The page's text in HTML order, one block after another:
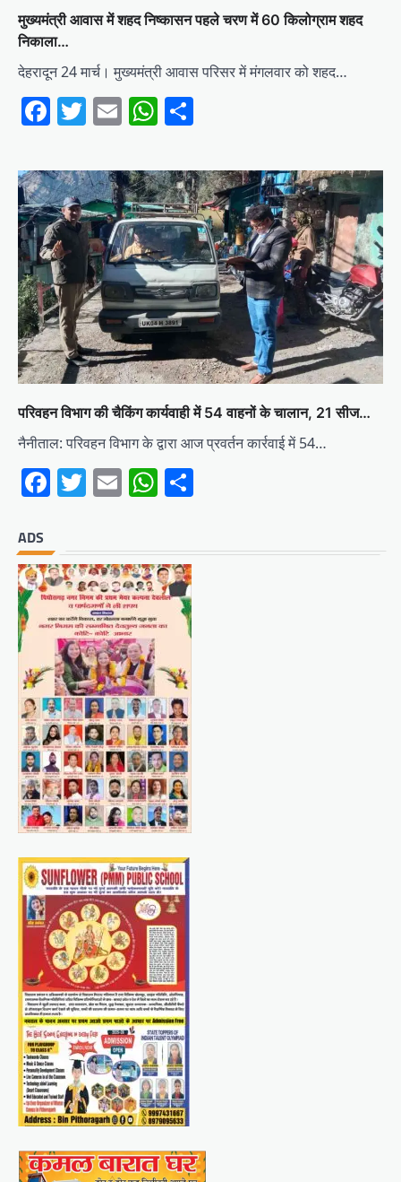
मुख्यमंत्री आवास में शहद निष्कासन पहले चरण में 60 किलोग्राम शहद
निकाला…
देहरादून 24 मार्च। मुख्यमंत्री आवास परिसर में मंगलवार को शहद…
Facebook
Twitter
EmailWhatsApp
परिवहन विभाग की चैकिंग कार्यवाही में 54 वाहनों के चालान, 21 सीज…
नैनीताल: परिवहन विभाग के द्वारा आज प्रवर्तन कार्रवाई में 54…
Facebook
Twitter
EmailWhatsApp
ADS